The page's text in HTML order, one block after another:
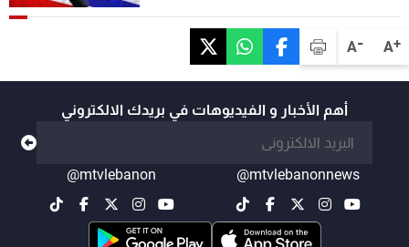
A+
A-
أهم الأخبار و الفيديوهات في بريدك الالكتروني
@mtvlebanonnews
@mtvlebanon